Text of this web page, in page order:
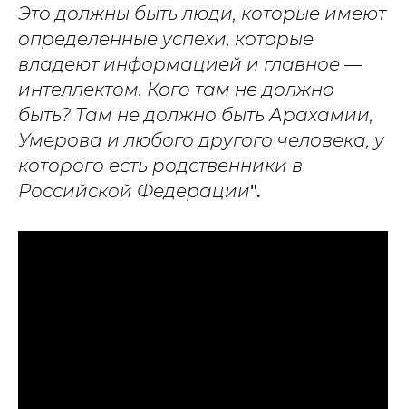
Это должны быть люди, которые имеют
определенные успехи, которые
владеют информацией и главное —
интеллектом. Кого там не должно
быть? Там не должно быть Арахамии,
Умерова и любого другого человека, у
которого есть родственники в
Российской Федерации".